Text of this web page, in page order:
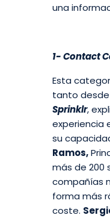
una
1- Contact
Esta
tanto desde
Sprinklr,
experiencia
su
Ramos,
más de 200
compañías
forma más
coste.